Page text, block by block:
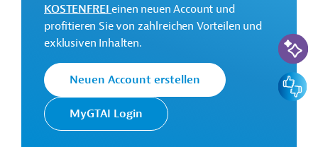
Weitere Informationen über das
Jahresaktionsprogramm finden Sie in dem
Originaldokument, das zum Download bereitsteht.
Dieses Projekt gehört zu der
Konnektivitätsinitiative Global Gateway
Bei Fragen wenden Sie sich bitte an das Brüsseler Büro
von Germany Trade & Invest unter projekte@gtai.de.
KOSTENFREIeinen neuen Account und
profitieren Sie von zahlreichen Vorteilen und
exklusiven Inhalten.
Neuen Account erstellen
MyGTAI Login
KI-